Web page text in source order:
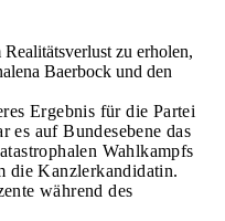
zu erholen,
Baerbock und den
Ergebnis für die Partei
es auf Bundesebene das
Wahlkampfs
die Kanzlerkandidatin.
während des